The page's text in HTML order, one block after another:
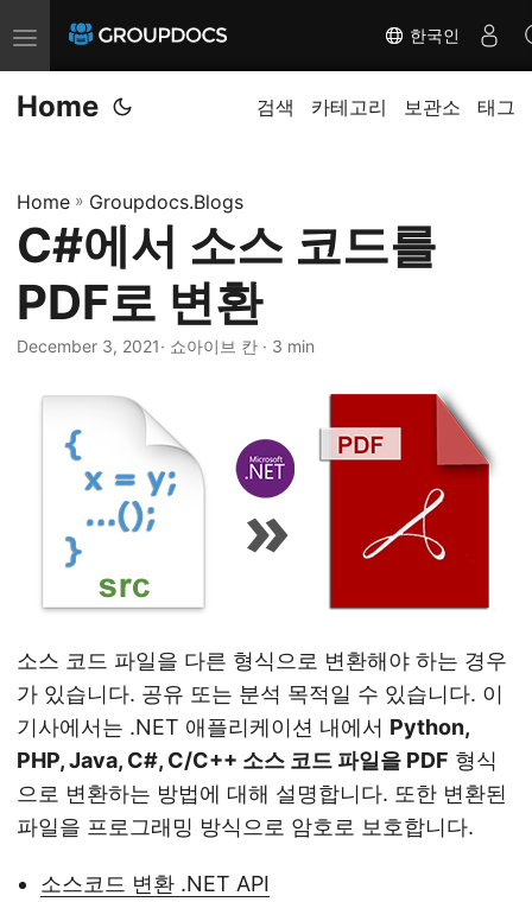
T
o
g
e
n
v
i
한국인
Home 검색 카테고리 보관소 태그
Home » Groupdocs.Blogs
C#에서 소스 코드를
PDF로 변환
December 3, 2021· 쇼아이브 칸 · 3 min
소스 코드 파일을 다른 형식으로 변환해야 하는 경우
가 있습니다. 공유 또는 분석 목적일 수 있습니다. 이
기사에서는 .NET 애플리케이션 내에서 Python,
PHP, Java, C#, C/C++ 소스 코드 파일을 PDF 형식
으로 변환하는 방법에 대해 설명합니다. 또한 변환된
파일을 프로그래밍 방식으로 암호로 보호합니다.
소스코드 변환 .NET API